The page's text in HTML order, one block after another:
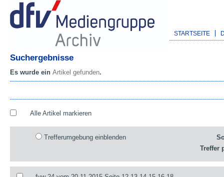
STARTSEITE
Suchergebnisse
Es wurde ein Artikel gefunden.
Alle Artikel markieren
Trefferumgebung einblenden
Treffer